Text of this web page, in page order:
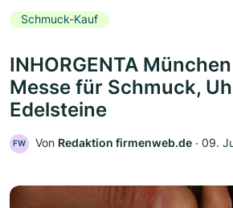
Schmuck-Kauf
INHORGENTA
Messe für Schmuck,
Edelsteine
FW Von Redaktion firmenweb.de ‧ 09.